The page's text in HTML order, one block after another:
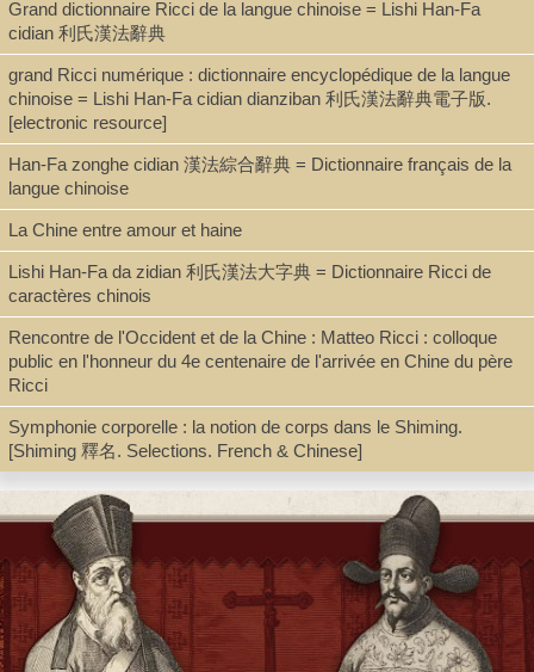
Record_type
Book (Proceedings)
Series
Variétés sinologiques ; 73, Colloques international de sinologie ; 4
Shelf
Stacks, Seminar Room 102-103
Call Number
D34.C6 C472 v.4
Description
xxxv, 314 p. : ill., maps ; 25 cm.
Grand dictionnaire Ricci de la langue chinoise = Lishi Han-Fa
cidian 利氏漢法辭典
grand Ricci numérique : dictionnaire encyclopédique de la langue
chinoise = Lishi Han-Fa cidian dianziban 利氏漢法辭典電子版.
[electronic resource]
Han-Fa zonghe cidian 漢法綜合辭典 = Dictionnaire français de la
langue chinoise
La Chine entre amour et haine
Lishi Han-Fa da zidian 利氏漢法大字典 = Dictionnaire Ricci de
caractères chinois
Rencontre de l'Occident et de la Chine : Matteo Ricci : colloque
public en l'honneur du 4e centenaire de l'arrivée en Chine du père
Ricci
Symphonie corporelle : la notion de corps dans le Shiming.
[Shiming 釋名. Selections. French & Chinese]